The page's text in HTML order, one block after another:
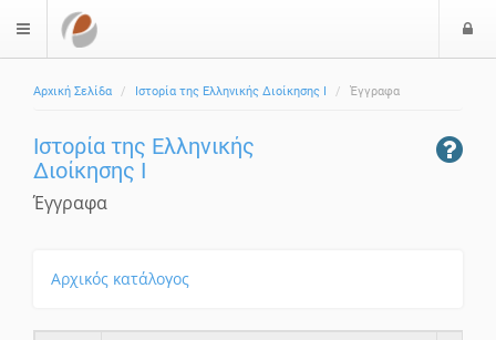
$langMenu
Αρχική Σελίδα Ιστορία της Ελληνικής Διοίκησης Ι Έγγραφα
Ιστορία της Ελληνικής
Διοίκησης Ι
Έγγραφα
Αρχικός κατάλογος